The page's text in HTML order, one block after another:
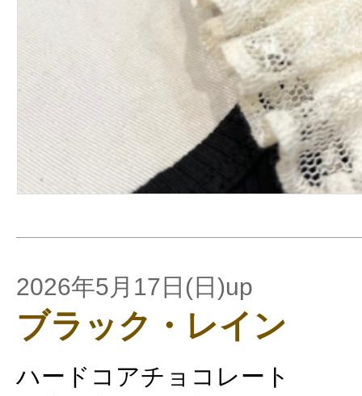
2026年5月17日(日)up
ブラック・レイン
ハードコアチョコレート